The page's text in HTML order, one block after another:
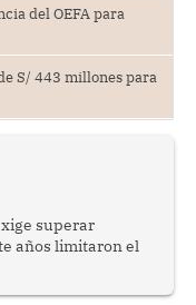
del OEFA para
S/ 443 millones para
superar
años limitaron el